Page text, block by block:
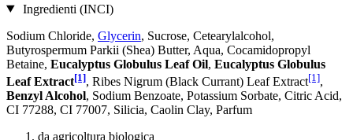
Ingredienti (INCI)
Sodium Chloride, Glycerin, Sucrose, Cetearylalcohol,
Butyrospermum Parkii (Shea) Butter, Aqua, Cocamidopropyl
Betaine, Eucalyptus Globulus Leaf Oil, Eucalyptus Globulus
Leaf Extract[1], Ribes Nigrum (Black Currant) Leaf Extract[1],
Benzyl Alcohol, Sodium Benzoate, Potassium Sorbate, Citric Acid,
CI 77288, CI 77007, Silicia, Caolin Clay, Parfum
da agricoltura biologica